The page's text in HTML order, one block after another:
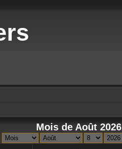
Mois de Août 2026